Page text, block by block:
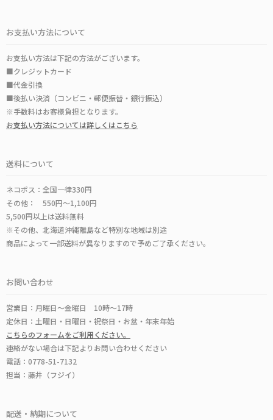
お支払い方法について
お支払い方法は下記の方法がございます。
■クレジットカード
■代金引換
■後払い決済（コンビニ・郵便振替・銀行振込）
※手数料はお客様負担となります。
お支払い方法については詳しくはこちら
送料について
ネコポス：全国一律330円
その他： 550円～1,100円
5,500円以上は送料無料
※その他、北海道沖縄離島など特別な地域は別途
商品によって一部送料が異なりますので予めご了承ください。
お問い合わせ
営業日：月曜日～金曜日 10時～17時
定休日：土曜日・日曜日・祝祭日・お盆・年末年始
こちらのフォームをご利用ください。
連絡がない場合は下記よりお問い合わせください
電話：0778-51-7132
担当：藤井（フジイ）
配送・納期について